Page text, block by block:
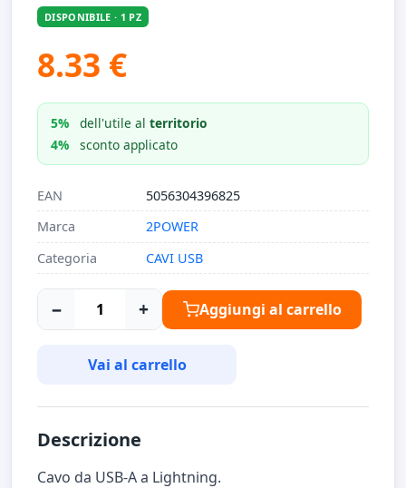
DISPONIBILE · 1 PZ
8.33 €
5% dell'utile alterritorio
4%
sconto applicato
EAN
5056304396825
Marca
2POWER
Categoria
CAVI USB
− + Aggiungi al carrello
Vai al carrello
Descrizione
Cavo da USB-A a Lightning.